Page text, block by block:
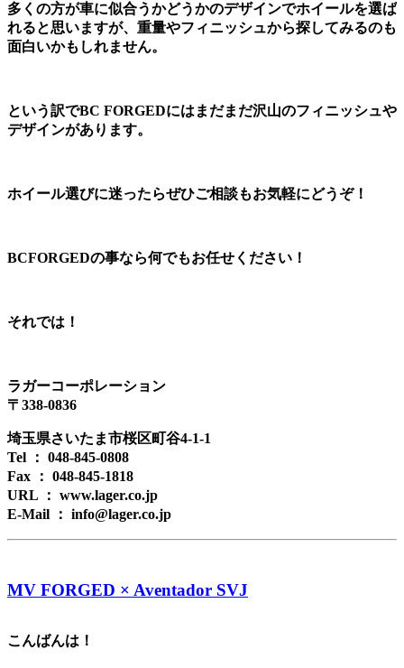
多くの方が車に似合うかどうかのデザインでホイールを選ば
れると思いますが、重量やフィニッシュから探してみるのも
面白いかもしれません。
という訳でBC FORGEDにはまだまだ沢山のフィニッシュや
デザインがあります。
ホイール選びに迷ったらぜひご相談もお気軽にどうぞ！
BCFORGEDの事なら何でもお任せください！
それでは！
ラガーコーポレーション
〒338-0836
埼玉県さいたま市桜区町谷4-1-1
Tel ： 048-845-0808
Fax ： 048-845-1818
URL ： www.lager.co.jp
E-Mail ： info@lager.co.jp
MV FORGED × Aventador SVJ
こんばんは！